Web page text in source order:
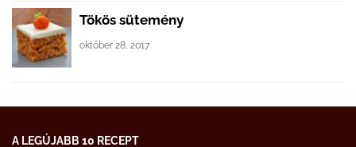
Tökös sütemény
október 28, 2017
A LEGÚJABB 10 RECEPT